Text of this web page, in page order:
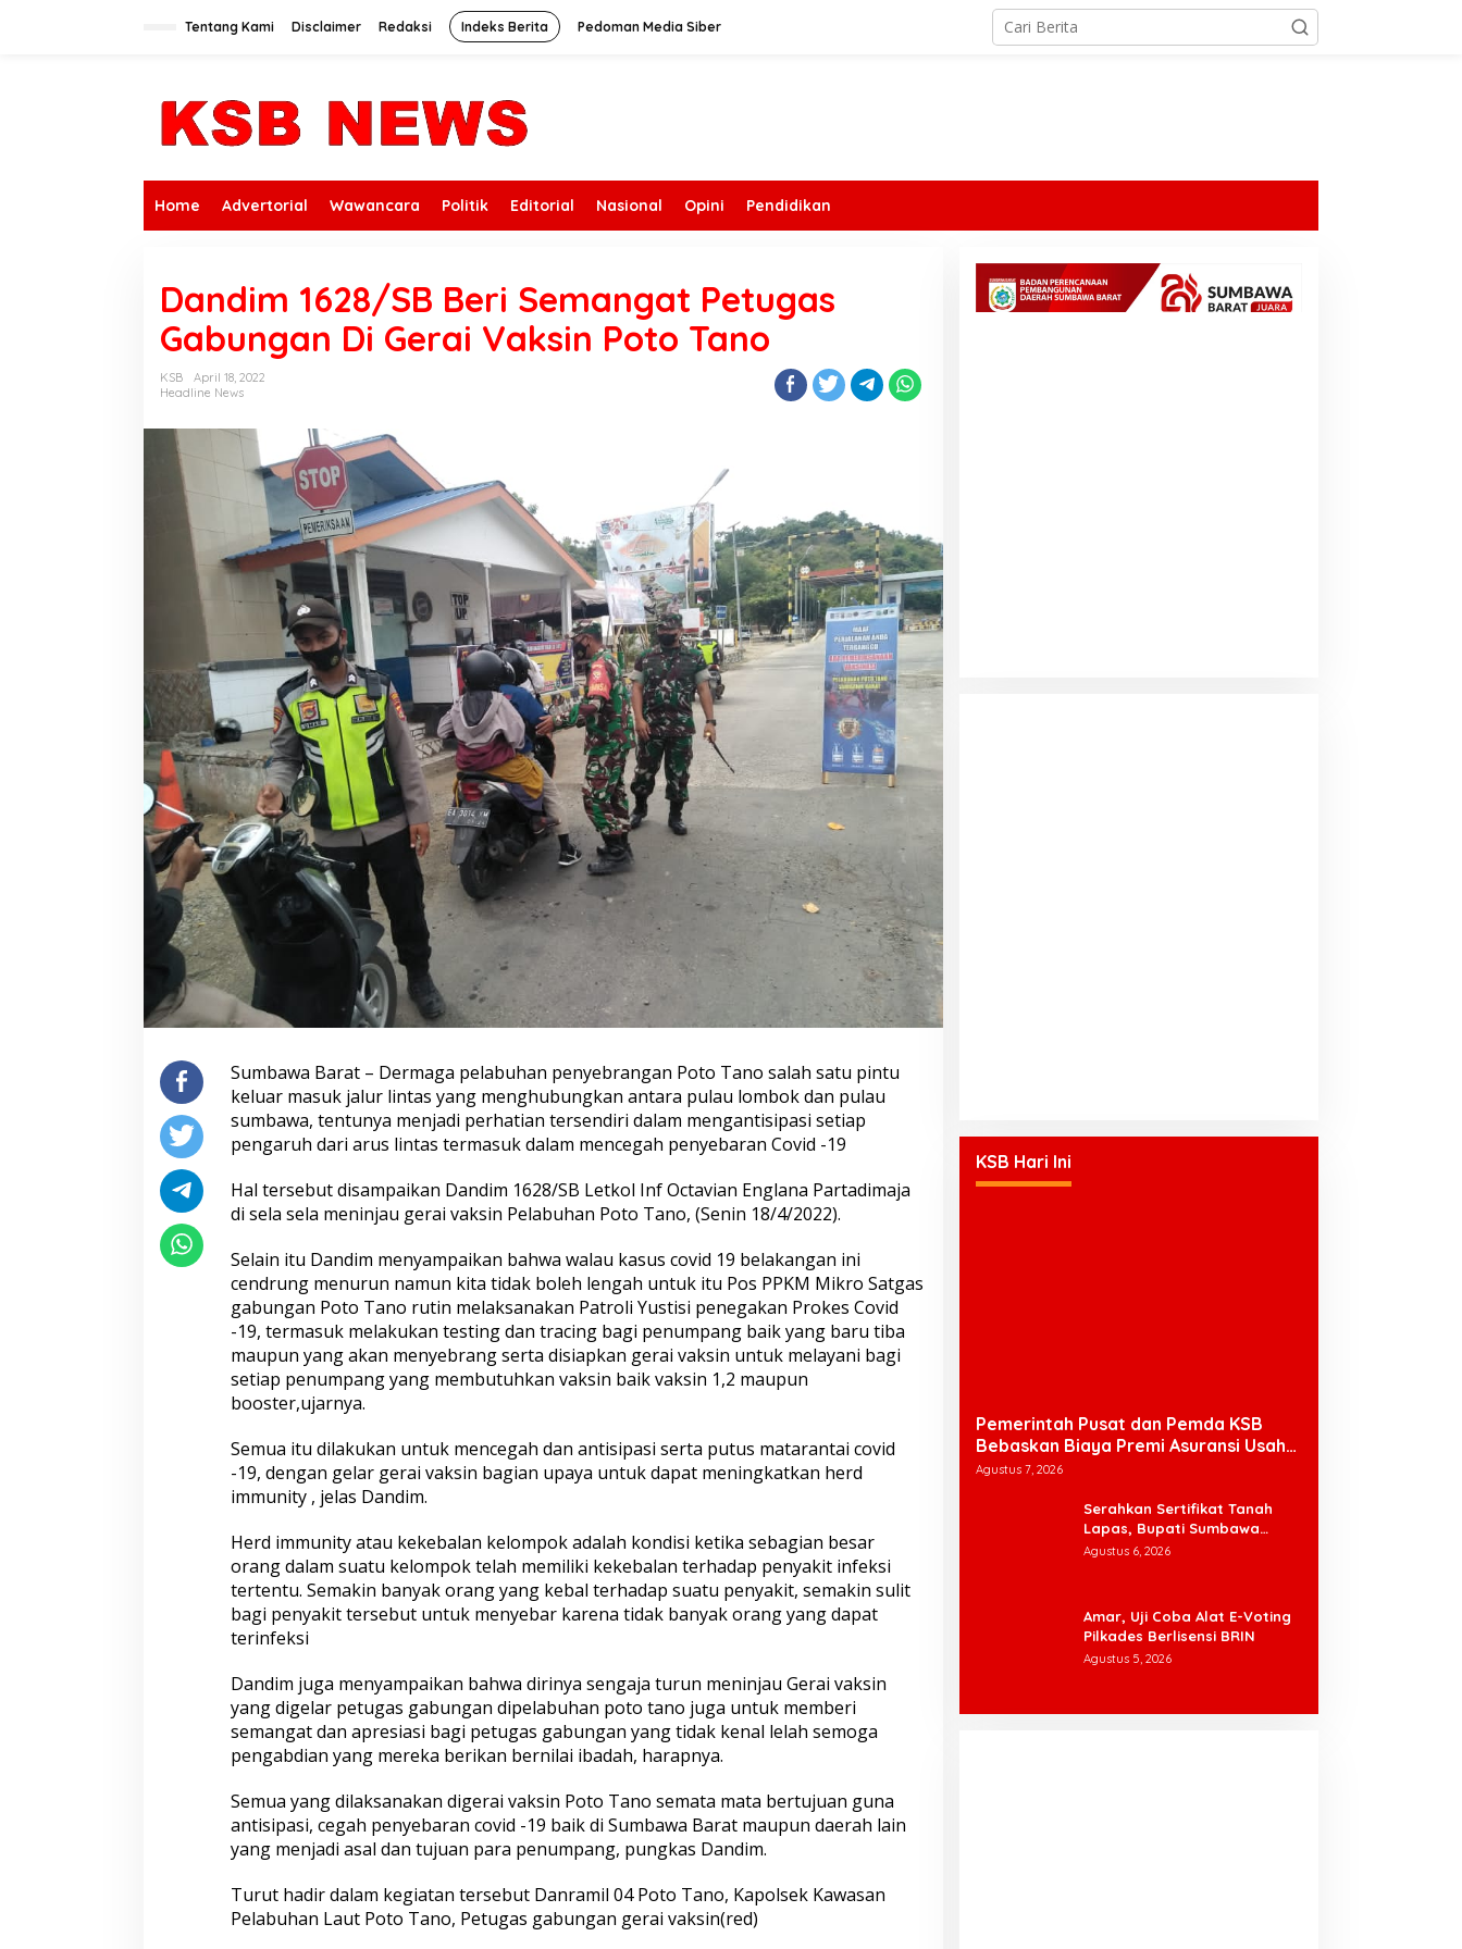
Tentang Kami Disclaimer Redaksi Indeks Berita Pedoman Media Siber
Home Advertorial Wawancara Politik Editorial Nasional Opini Pendidikan
Dandim 1628/SB Beri Semangat Petugas
Gabungan Di Gerai Vaksin Poto Tano
KSB
April 18, 2022
Headline News
Sumbawa Barat – Dermaga pelabuhan penyebrangan Poto Tano salah satu pintu
keluar masuk jalur lintas yang menghubungkan antara pulau lombok dan pulau
sumbawa, tentunya menjadi perhatian tersendiri dalam mengantisipasi setiap
pengaruh dari arus lintas termasuk dalam mencegah penyebaran Covid -19
Hal tersebut disampaikan Dandim 1628/SB Letkol Inf Octavian Englana Partadimaja
di sela sela meninjau gerai vaksin Pelabuhan Poto Tano, (Senin 18/4/2022).
Selain itu Dandim menyampaikan bahwa walau kasus covid 19 belakangan ini
cendrung menurun namun kita tidak boleh lengah untuk itu Pos PPKM Mikro Satgas
gabungan Poto Tano rutin melaksanakan Patroli Yustisi penegakan Prokes Covid
-19, termasuk melakukan testing dan tracing bagi penumpang baik yang baru tiba
maupun yang akan menyebrang serta disiapkan gerai vaksin untuk melayani bagi
setiap penumpang yang membutuhkan vaksin baik vaksin 1,2 maupun
booster,ujarnya.
Semua itu dilakukan untuk mencegah dan antisipasi serta putus matarantai covid
-19, dengan gelar gerai vaksin bagian upaya untuk dapat meningkatkan herd
immunity , jelas Dandim.
Herd immunity atau kekebalan kelompok adalah kondisi ketika sebagian besar
orang dalam suatu kelompok telah memiliki kekebalan terhadap penyakit infeksi
tertentu. Semakin banyak orang yang kebal terhadap suatu penyakit, semakin sulit
bagi penyakit tersebut untuk menyebar karena tidak banyak orang yang dapat
terinfeksi
Dandim juga menyampaikan bahwa dirinya sengaja turun meninjau Gerai vaksin
yang digelar petugas gabungan dipelabuhan poto tano juga untuk memberi
semangat dan apresiasi bagi petugas gabungan yang tidak kenal lelah semoga
pengabdian yang mereka berikan bernilai ibadah, harapnya.
Semua yang dilaksanakan digerai vaksin Poto Tano semata mata bertujuan guna
antisipasi, cegah penyebaran covid -19 baik di Sumbawa Barat maupun daerah lain
yang menjadi asal dan tujuan para penumpang, pungkas Dandim.
Turut hadir dalam kegiatan tersebut Danramil 04 Poto Tano, Kapolsek Kawasan
Pelabuhan Laut Poto Tano, Petugas gabungan gerai vaksin(red)
KSB Hari Ini
Pemerintah Pusat dan Pemda KSB
Bebaskan Biaya Premi Asuransi Usaha
Tani Padi (AUTP) 2026 Bagi Petani
Agustus 7, 2026
Serahkan Sertifikat Tanah
Lapas, Bupati Sumbawa
Barat Dorong Percepatan
Agustus 6, 2026
Amar, Uji Coba Alat E-Voting
Pilkades Berlisensi BRIN
Agustus 5, 2026